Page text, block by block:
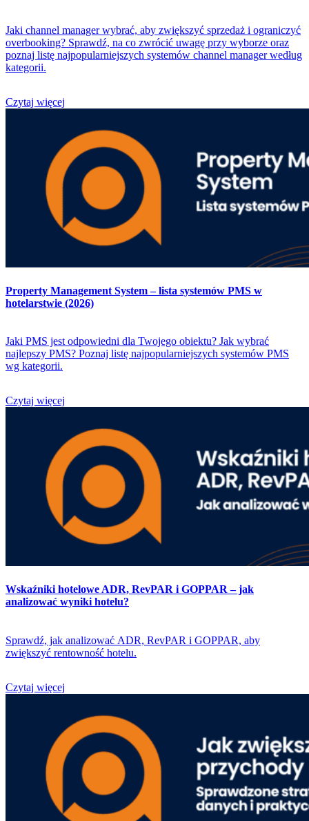
Jaki channel manager wybrać, aby zwiększyć sprzedaż i ograniczyć
overbooking? Sprawdź, na co zwrócić uwagę przy wyborze oraz
poznaj listę najpopularniejszych systemów channel manager według
kategorii.
Czytaj więcej
Property Management System – lista systemów PMS w
hotelarstwie (2026)
Jaki PMS jest odpowiedni dla Twojego obiektu? Jak wybrać
najlepszy PMS? Poznaj listę najpopularniejszych systemów PMS
wg kategorii.
Czytaj więcej
Wskaźniki hotelowe ADR, RevPAR i GOPPAR – jak
analizować wyniki hotelu?
Sprawdź, jak analizować ADR, RevPAR i GOPPAR, aby
zwiększyć rentowność hotelu.
Czytaj więcej